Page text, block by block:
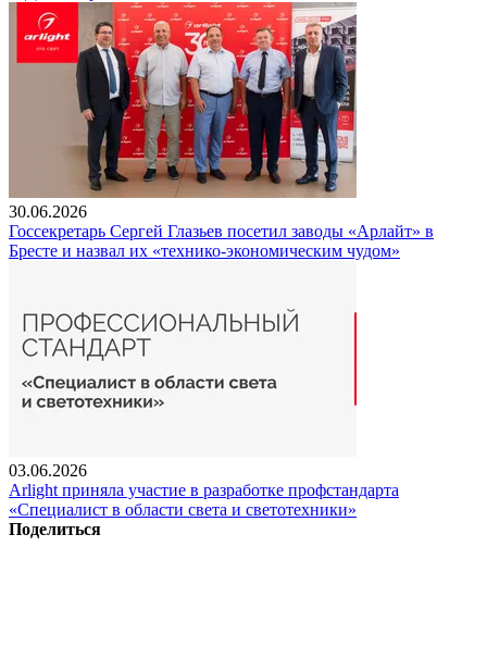
30.06.2026
Госсекретарь Сергей Глазьев посетил заводы «Арлайт» в
Бресте и назвал их «технико-экономическим чудом»
03.06.2026
Arlight приняла участие в разработке профстандарта
«Специалист в области света и светотехники»
Поделиться